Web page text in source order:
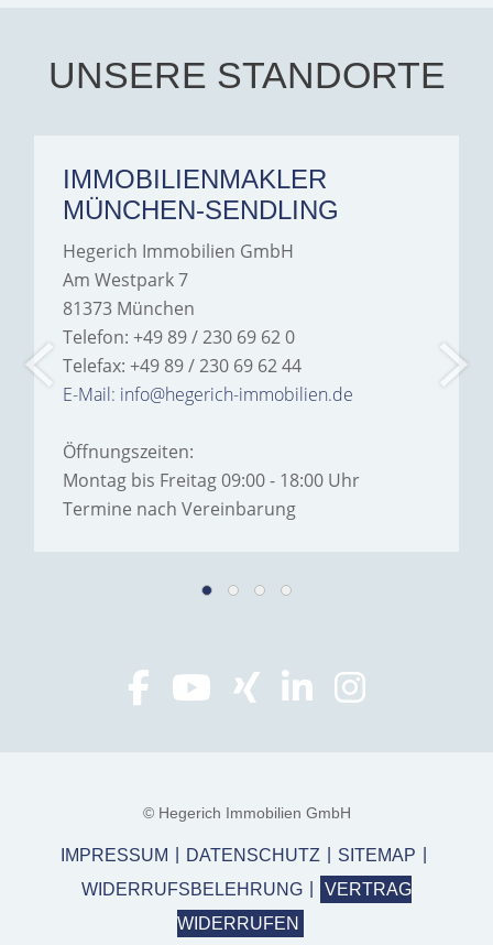
Hegerich Immobilien to
anyone looking for a home.
UNSERE STANDORTE
IMMOBILIENMAKLER
MÜNCHEN-SENDLING
Hegerich Immobilien GmbH
Am Westpark 7
81373 München
Telefon: +49 89 / 230 69 62 0
Telefax: +49 89 / 230 69 62 44
E-Mail: info@hegerich-immobilien.de
Öffnungszeiten:
Montag bis Freitag 09:00 - 18:00 Uhr
Termine nach Vereinbarung
© Hegerich Immobilien GmbH
IMPRESSUM DATENSCHUTZ
SITEMAP
WIDERRUFSBELEHRUNG
VERTRAG
WIDERRUFEN